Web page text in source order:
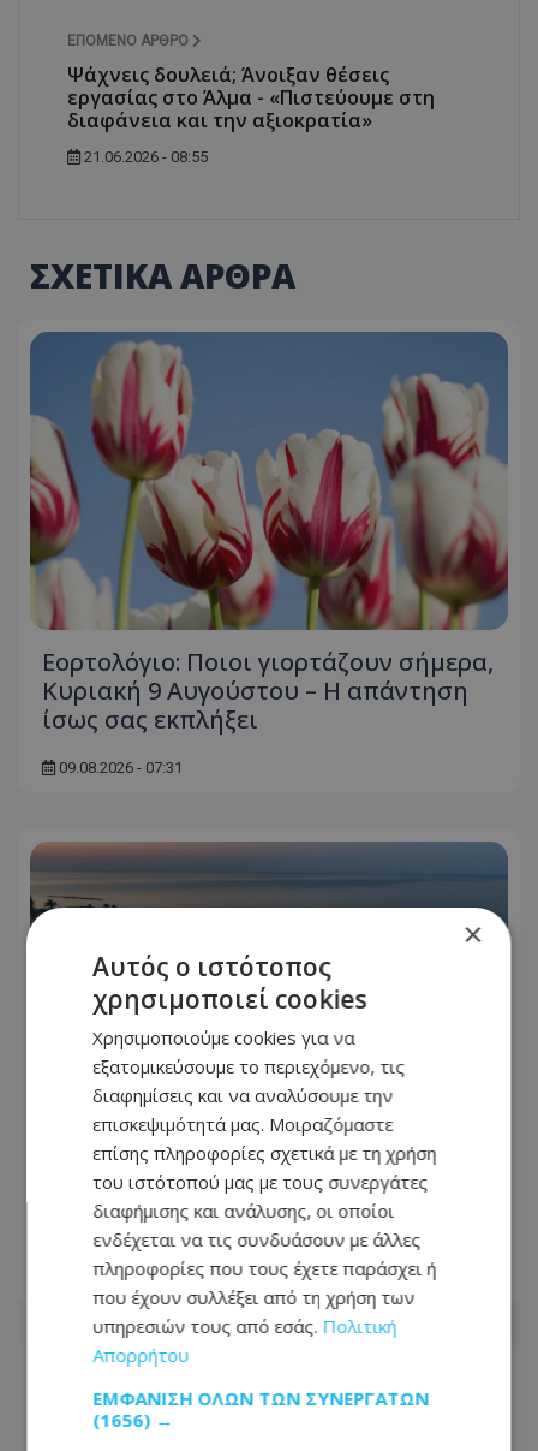
ΕΠΌΜΕΝΟ ΆΡΘΡΟ
Ψάχνεις δουλειά; Άνοιξαν θέσεις
εργασίας στο Άλμα - «Πιστεύουμε στη
διαφάνεια και την αξιοκρατία»
21.06.2026 - 08:55
ΣΧΕΤΙΚΑ ΑΡΘΡΑ
Εορτολόγιο: Ποιοι γιορτάζουν σήμερα,
Κυριακή 9 Αυγούστου – Η απάντηση
ίσως σας εκπλήξει
09.08.2026 - 07:31
Καλοκαιρινές δουλειές στην Κύπρο: Οι
θέσεις με τους καλύτερους μισθούς -
Πώς να αυξήσεις τις απολαβές σου
09.08.2026 - 07:21
×
Αυτός ο ιστότοπος
χρησιμοποιεί cookies
Χρησιμοποιούμε cookies για να
εξατομικεύσουμε το περιεχόμενο, τις
διαφημίσεις και να αναλύσουμε την
επισκεψιμότητά μας. Μοιραζόμαστε
επίσης πληροφορίες σχετικά με τη χρήση
του ιστότοπού μας με τους συνεργάτες
διαφήμισης και ανάλυσης, οι οποίοι
ενδέχεται να τις συνδυάσουν με άλλες
πληροφορίες που τους έχετε παράσχει ή
που έχουν συλλέξει από τη χρήση των
υπηρεσιών τους από εσάς. Πολιτική
Απορρήτου
ΕΜΦΆΝΙΣΗ ΌΛΩΝ ΤΩΝ ΣΥΝΕΡΓΑΤΏΝ
(1656) →